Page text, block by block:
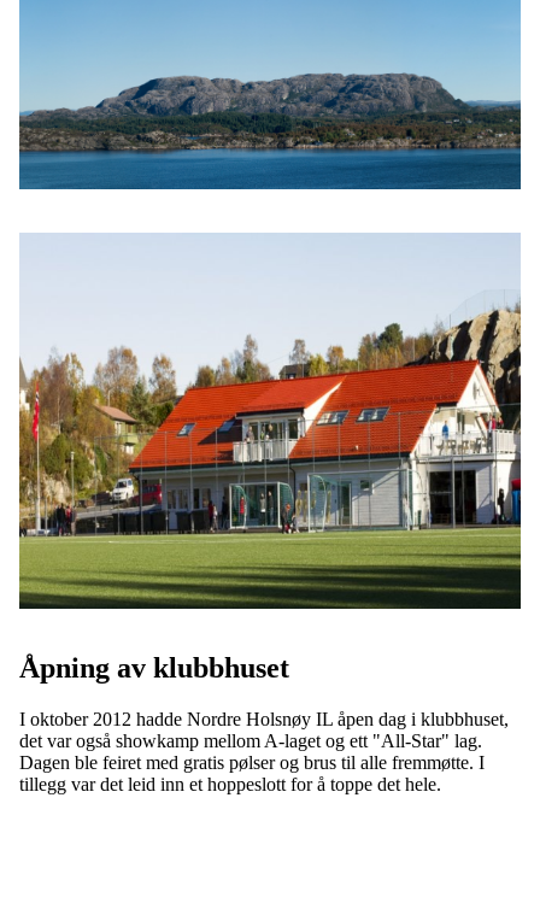
Åpning av klubbhuset
I oktober 2012 hadde Nordre Holsnøy IL åpen dag i klubbhuset,
det var også showkamp mellom A-laget og ett "All-Star" lag.
Dagen ble feiret med gratis pølser og brus til alle fremmøtte. I
tillegg var det leid inn et hoppeslott for å toppe det hele.